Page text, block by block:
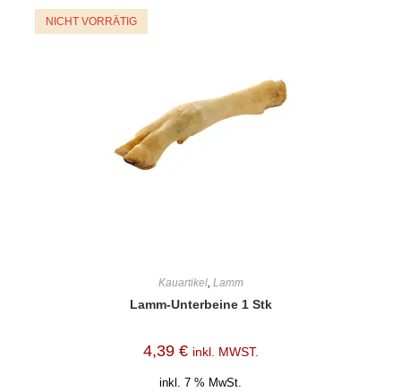
NICHT VORRÄTIG
Kauartikel, Lamm
Lamm-Unterbeine 1 Stk
4,39 € inkl. MWST.
inkl. 7 % MwSt.